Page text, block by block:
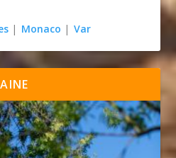
| Monaco | Var